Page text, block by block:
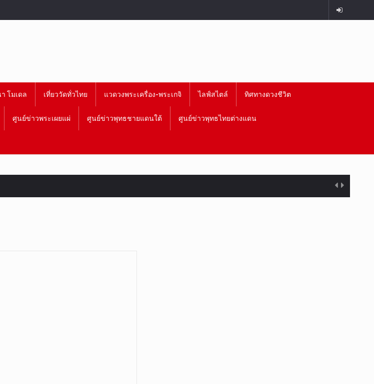
โมเดล เที่ยววัดทั่วไทย แวดวงพระเครื่อง-พระเกจิ ไลฟ์สไตล์ ทิศทางดวงชีวิต
ศูนย์ข่าวพระเผยแผ่ ศูนย์ข่าวพุทธชายแดนใต้ ศูนย์ข่าวพุทธไทยต่างแดน